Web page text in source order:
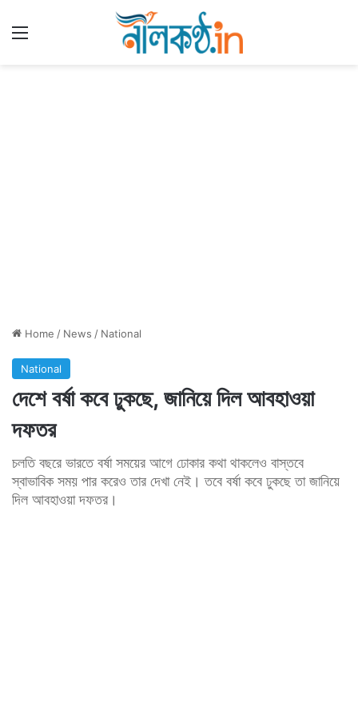
Home / News / National
National
দেশে বর্ষা কবে ঢুকছে, জানিয়ে দিল আবহাওয়া
দফতর
চলতি বছরে ভারতে বর্ষা সময়ের আগে ঢোকার কথা থাকলেও বাস্তবে
স্বাভাবিক সময় পার করেও তার দেখা নেই। তবে বর্ষা কবে ঢুকছে তা জানিয়ে
দিল আবহাওয়া দফতর।